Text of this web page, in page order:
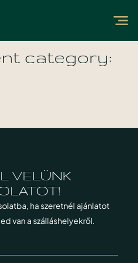
category:
VELÜNK
ha szeretnél ajánlatot
van a szálláshelyekről.